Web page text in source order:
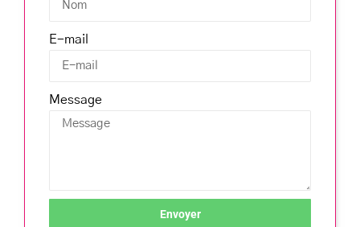
E-mail
Message
Envoyer